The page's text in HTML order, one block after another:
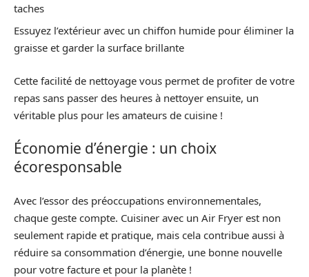
taches
Essuyez l’extérieur avec un chiffon humide pour éliminer la
graisse et garder la surface brillante
Cette facilité de nettoyage vous permet de profiter de votre
repas sans passer des heures à nettoyer ensuite, un
véritable plus pour les amateurs de cuisine !
Économie d’énergie : un choix
écoresponsable
Avec l’essor des préoccupations environnementales,
chaque geste compte. Cuisiner avec un Air Fryer est non
seulement rapide et pratique, mais cela contribue aussi à
réduire sa consommation d’énergie, une bonne nouvelle
pour votre facture et pour la planète !